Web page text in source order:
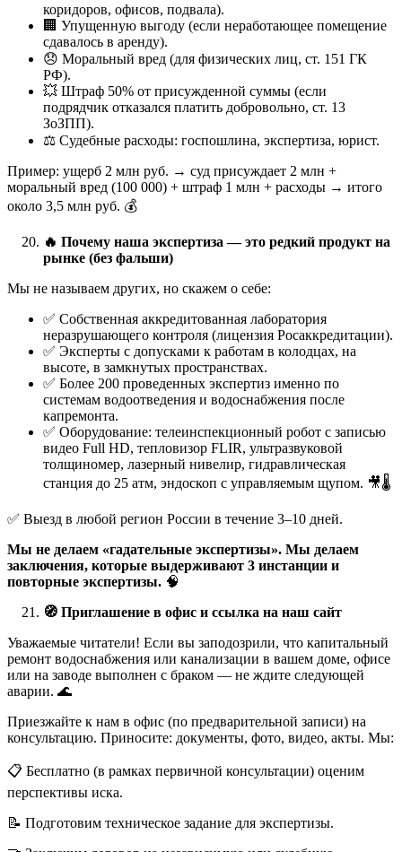
коридоров, офисов, подвала).
🏢 Упущенную выгоду (если неработающее помещение
сдавалось в аренду).
😞 Моральный вред (для физических лиц, ст. 151 ГК
РФ).
💥 Штраф 50% от присужденной суммы (если
подрядчик отказался платить добровольно, ст. 13
ЗоЗПП).
⚖️ Судебные расходы: госпошлина, экспертиза, юрист.
Пример: ущерб 2 млн руб. → суд присуждает 2 млн +
моральный вред (100 000) + штраф 1 млн + расходы → итого
около 3,5 млн руб. 💰
🔥 Почему наша экспертиза — это редкий продукт на
рынке (без фальши)
Мы не называем других, но скажем о себе:
✅ Собственная аккредитованная лаборатория
неразрушающего контроля (лицензия Росаккредитации).
✅ Эксперты с допусками к работам в колодцах, на
высоте, в замкнутых пространствах.
✅ Более 200 проведенных экспертиз именно по
системам водоотведения и водоснабжения после
капремонта.
✅ Оборудование: телеинспекционный робот с записью
видео Full HD, тепловизор FLIR, ультразвуковой
толщиномер, лазерный нивелир, гидравлическая
станция до 25 атм, эндоскоп с управляемым щупом. 🎥🌡️
✅ Выезд в любой регион России в течение 3–10 дней.
Мы не делаем «гадательные экспертизы». Мы делаем
заключения, которые выдерживают 3 инстанции и
повторные экспертизы. 🧠
🧭 Приглашение в офис и ссылка на наш сайт
Уважаемые читатели! Если вы заподозрили, что капитальный
ремонт водоснабжения или канализации в вашем доме, офисе
или на заводе выполнен с браком — не ждите следующей
аварии. 🌊
Приезжайте к нам в офис (по предварительной записи) на
консультацию. Приносите: документы, фото, видео, акты. Мы:
📋 Бесплатно (в рамках первичной консультации) оценим
перспективы иска.
📝 Подготовим техническое задание для экспертизы.